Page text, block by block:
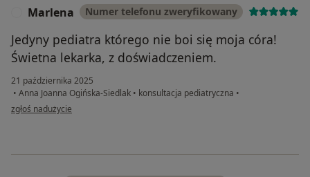
Marlena Numer telefonu zweryfikowany
Jedyny pediatra którego nie boi się moja córa!
Świetna lekarka, z doświadczeniem.
21 października 2025
• Anna Joanna Ogińska-Siedlak • konsultacja pediatryczna •
w opinii użytkownika Marlena
zgłoś nadużycie